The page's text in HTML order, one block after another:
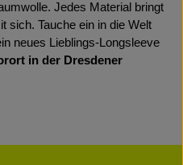
Jedes Material bringt
sich. Tauche ein in die Welt
neues Lieblings-Longsleeve
in der Dresdener